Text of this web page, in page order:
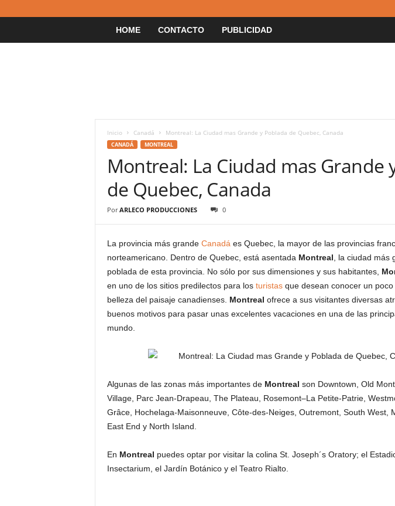
HOME CONTACTO PUBLICIDAD
Inicio Canadá Montreal: La Ciudad mas Grande y Poblada de Quebec, Canada
CANADÁ MONTREAL
Montreal: La Ciudad mas Grande
de Quebec, Canada
Por ARLECO PRODUCCIONES 0
La provincia más grande Canadá es Quebec, la mayor de las provincias
norteamericano. Dentro de Quebec, está asentada Montreal , la ciudad más
poblada de esta provincia. No sólo por sus dimensiones y sus habitantes,
en uno de los sitios predilectos para los turistasque desean conocer un poco
belleza del paisaje canadienses. Montreal ofrece a sus visitantes diversas
buenos motivos para pasar unas excelentes vacaciones en una de las
mundo.
Algunas de las zonas más importantes de Montreal son Downtown, Old
Village, Parc Jean-Drapeau, The Plateau, Rosemont–La Petite-Patrie,
Grâce, Hochelaga-Maisonneuve, Côte-des-Neiges, Outremont, South West,
East End y North Island.
En Montreal puedes optar por visitar la colina St. Joseph´s Oratory; el
Insectarium, el Jardín Botánico y el Teatro Rialto.